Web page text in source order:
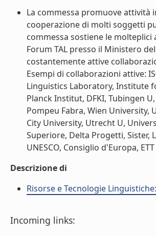
La commessa promuove attività
cooperazione di molti soggetti
commessa sostiene le
Forum TAL presso il Ministero
costantemente attive
Esempi di collaborazioni attive:
Linguistics Laboratory, Institute
Planck Institut, DFKI, Tubingen
Pompeu Fabra, Wien University,
City University, Utrecht U,
Superiore, Delta Progetti, Sister,
UNESCO, Consiglio d'Europa,
Descrizione di
Risorse e Tecnologie
Incoming links: